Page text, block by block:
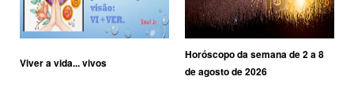
Viver a vida... vivos
Horóscopo da semana de 2 a 8
de agosto de 2026